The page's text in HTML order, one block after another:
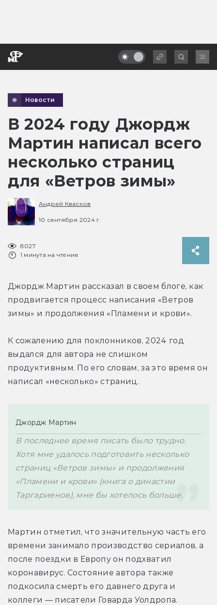
Новости
В 2024 году Джордж
Мартин написал всего
несколько страниц
для «Ветров зимы»
Андрей Квасков
10 сентября 2024 г.
8027
1 минута на чтение
Джордж Мартин рассказал в своем блоге, как
продвигается процесс написания «Ветров
зимы» и продолжения «Пламени и крови».
К сожалению для поклонников, 2024 год
выдался для автора не слишком
продуктивным. По его словам, за это время он
написал «несколько» страниц.
Джордж Мартин
В последнее время писать было трудно.
Хотя мне удалось подготовить несколько
страниц «Ветров зимы» и продолжения
«Пламени и крови» (книга о династии
Таргариенов), мне бы хотелось больше.
Мартин отметил, что значительную часть его
времени занимало производство сериалов, а
после поездки в Европу он подхватил
коронавирус. Состояние автора также
подкосила смерть его давнего друга и
коллеги — писатели Говарда Уолдропа.